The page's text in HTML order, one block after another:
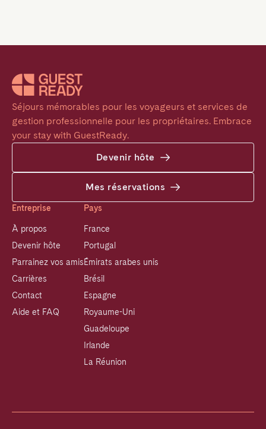
Séjours mémorables pour les voyageurs et services de
gestion professionnelle pour les propriétaires. Embrace
your stay with GuestReady.
Devenir hôte
Mes réservations
Entreprise
À propos
Devenir hôte
Parrainez vos amis
Carrières
Contact
Aide et FAQ
Pays
France
Portugal
Émirats arabes unis
Brésil
Espagne
Royaume-Uni
Guadeloupe
Irlande
La Réunion